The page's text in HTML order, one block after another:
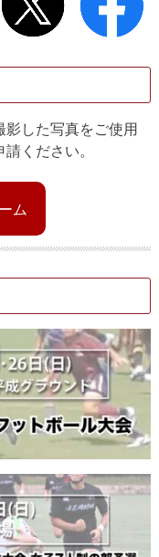
した写真をご使用
ください。
ム